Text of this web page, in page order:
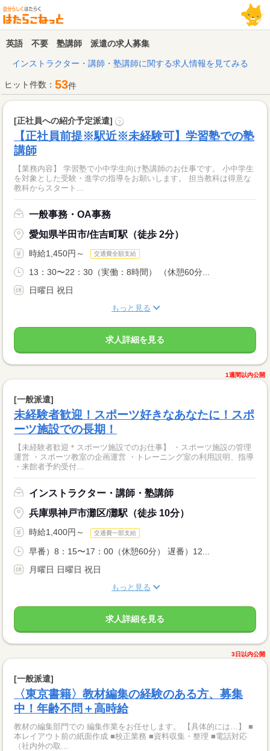
英語 不要 塾講師 派遣の求人募集
インストラクター・講師・塾講師に関する求人情報を見てみる
ヒット件数： 53件
[正社員への紹介予定派遣] ?
【正社員前提※駅近※未経験可】学習塾での塾
講師
【業務内容】 学習塾で小中学生向け塾講師のお仕事です。 小中学生
を対象とした受験・進学の指導をお願いします。 担当教科は得意な
教科からスタート...
一般事務・OA事務
愛知県半田市/住吉町駅（徒歩 2分）
時給1,450円～ 交通費全額支給
13：30〜22：30（実働：8時間） （休憩60分...
日曜日 祝日
もっと見る
求人詳細を見る
1週間以内公開
[一般派遣]
未経験者歓迎！スポーツ好きなあなたに！スポ
ーツ施設での長期！
【未経験者歓迎＊スポーツ施設でのお仕事】 ・スポーツ施設の管理
運営 ・スポーツ教室の企画運営 ・トレーニング室の利用説明、指導
・来館者予約受付...
インストラクター・講師・塾講師
兵庫県神戸市灘区/灘駅（徒歩 10分）
時給1,400円～ 交通費一部支給
早番）8：15〜17：00（休憩60分） 遅番）12...
月曜日 日曜日 祝日
もっと見る
求人詳細を見る
3日以内公開
[一般派遣]
〈東京書籍〉教材編集の経験のある方、募集
中！年齢不問＋高時給
教材の編集部門での 編集作業をお任せします。 【具体的には…】 ■
本レイアウト前の紙面作成 ■校正業務 ■資料収集・整理 ■電話対応
（社内外の取...